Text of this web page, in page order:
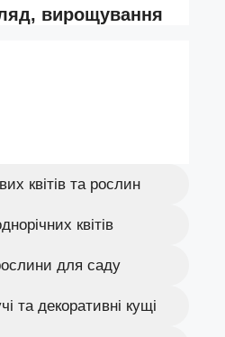
квітів та рослин
квітів
для саду
та декоративні кущі